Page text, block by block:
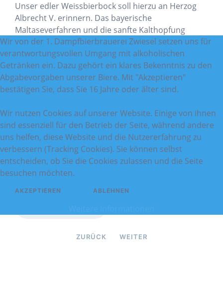
Unser edler Weissbierbock soll hierzu an Herzog
Albrecht V. erinnern. Das bayerische
Maltaseverfahren und die sanfte Kalthopfung
verleihen dem Bock eine überaus fruchtige Note.
alc Gehalt
7,0%
16,5%
Brauart
untergärig
Zutaten
Wasser,Weizenmalz
ZURÜCK WEITER
Wir von der 1. Dampfbierbrauerei Zwiesel setzen uns für
verantwortungsvollen Umgang mit alkoholischen
Getränken ein. Dazu gehört ein klares Bekenntnis zu den
Abgabevorgaben unserer Biere. Mit "Akzeptieren"
bestätigen Sie, dass Sie 16 Jahre oder älter sind.
Wir nutzen Cookies auf unserer Website. Einige von ihnen
sind essenziell für den Betrieb der Seite, während andere
uns helfen, diese Website und die Nutzererfahrung zu
verbessern (Tracking Cookies). Sie können selbst
entscheiden, ob Sie die Cookies zulassen und die Seite
besuchen möchten.
AKZEPTIEREN ABLEHNEN